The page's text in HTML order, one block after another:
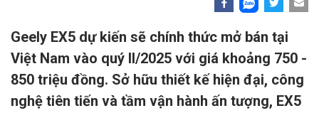
Geely EX5 dự kiến sẽ chính thức mở bán tại
Việt Nam vào quý II/2025 với giá khoảng 750 -
850 triệu đồng. Sở hữu thiết kế hiện đại, công
nghệ tiên tiến và tầm vận hành ấn tượng, EX5